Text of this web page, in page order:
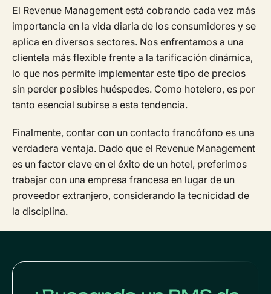
El Revenue Management está cobrando cada vez más
importancia en la vida diaria de los consumidores y se
aplica en diversos sectores. Nos enfrentamos a una
clientela más flexible frente a la tarificación dinámica,
lo que nos permite implementar este tipo de precios
sin perder posibles huéspedes. Como hotelero, es por
tanto esencial subirse a esta tendencia.
Finalmente, contar con un contacto francófono es una
verdadera ventaja. Dado que el Revenue Management
es un factor clave en el éxito de un hotel, preferimos
trabajar con una empresa francesa en lugar de un
proveedor extranjero, considerando la tecnicidad de
la disciplina.